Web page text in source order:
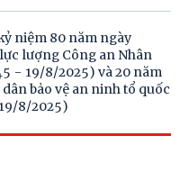
niệm 80 năm ngày
lượng Công an Nhân
- 19/8/2025) và 20 năm
bảo vệ an ninh tổ quốc
8/2025)